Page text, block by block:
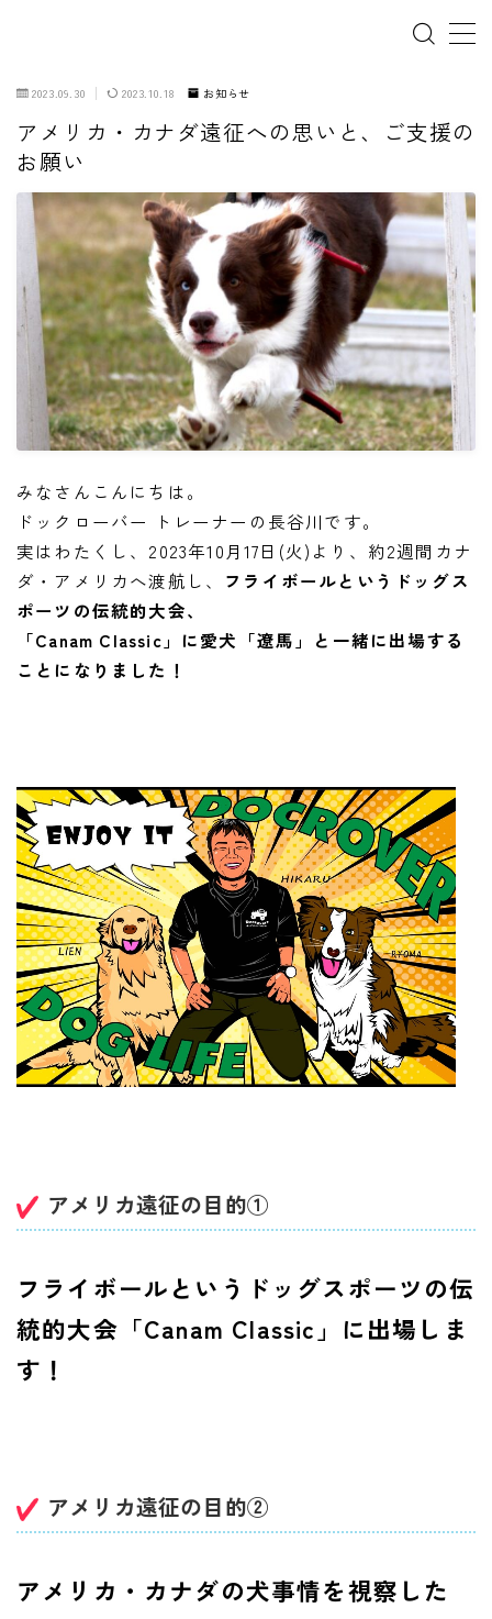
ホーム
犬の幼稚園
パピーレッスン
スターターレッスン
ドッグスポーツ
ドッグホテル
犬とゴミ拾い活動
ご予約・お問い合わせ
ACCESS
DOCROVERの理念
STAFF紹介
社会活動
2023.09.30 2023.10.18 お知らせ
アメリカ・カナダ遠征への思いと、ご支援の
お願い
みなさんこんにちは。
ドックローバー トレーナーの長谷川です。
実はわたくし、2023年10月17日(火)より、約2週間カナ
ダ・アメリカへ渡航し、 フライボールというドッグス
ポーツの伝統的大会、
「Canam Classic」に愛犬「遼馬」と一緒に出場する
ことになりました！
アメリカ遠征の目的①
フライボールというドッグスポーツの伝
統的大会「Canam Classic」に出場しま
す！
アメリカ遠征の目的②
アメリカ・カナダの犬事情を視察した